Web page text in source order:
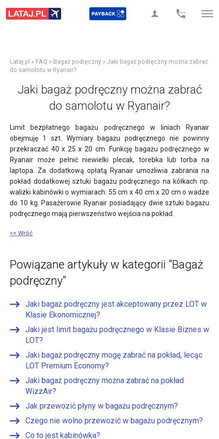
Lataj.pl » FAQ » Bagaż podręczny » Jaki bagaż podręczny można zabrać
do samolotu w Ryanair?
Jaki bagaż podręczny można zabrać
do samolotu w Ryanair?
Limit bezpłatnego bagażu podręcznego w liniach Ryanair
obejmuję 1 szt. Wymiary bagażu podręcznego nie powinny
przekraczać 40 x 25 x 20 cm. Funkcję bagażu podręcznego w
Ryanair może pełnić niewielki plecak, torebka lub torba na
laptopa. Za dodatkową opłatą Ryanair umożliwia zabrania na
pokład dodatkowej sztuki bagażu podręcznego na kółkach np.
walizki kabinówki o wymiarach: 55 cm x 40 cm x 20 cm o wadze
do 10 kg. Pasażerowie Ryanair posiadający dwie sztuki bagażu
podręcznego mają pierwszeństwo wejścia na pokład.
<< Wróć
Powiązane artykuły w kategorii "Bagaż
podręczny"
Jaki bagaż podręczny jest akceptowany przez LOT w
Klasie Ekonomicznej?
Jaki jest limit bagażu podręcznego w Klasie Biznes w
LOT?
Jaki bagaż podręczny mogę zabrać na pokład, lecąc
LOT Premium Economy?
Jaki bagaż podręczny można zabrać na pokład
WizzAir?
Jak przewozić płyny w bagażu podręcznym?
Czego nie wolno przewozić w bagażu podręcznym?
Co to jest kabinówka?